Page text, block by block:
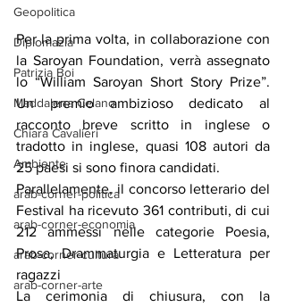
Geopolitica
Diplomazia
Patrizia Boi
Maddalena Celano
Chiara Cavalieri
Ambiente
arab-corner-politica
arab-corner-economia
arab-corner-cultura
arab-corner-arte
Per la prima volta, in collaborazione con
la Saroyan Foundation, verrà assegnato
lo “William Saroyan Short Story Prize”.
Un premio ambizioso dedicato al
racconto breve scritto in inglese o
tradotto in inglese, quasi 108 autori da
25 paesi si sono finora candidati.
Parallelamente, il concorso letterario del
Festival ha ricevuto 361 contributi, di cui
212 ammessi nelle categorie Poesia,
Prosa, Drammaturgia e Letteratura per
ragazzi
La cerimonia di chiusura, con la